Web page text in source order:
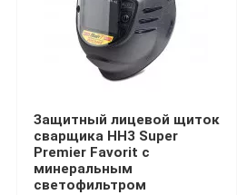
Защитный лицевой щиток
сварщика НН3 Super
Premier Favorit с
минеральным
светофильтром